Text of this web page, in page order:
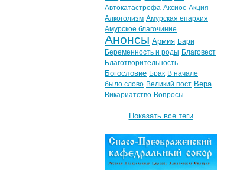
Автокатастрофа Аксиос Акция
Алкоголизм Амурская епархия
Амурское благочиние
Анонсы Армия Бари
Беременность и роды Благовест
Благотворительность
Богословие Брак В начале
было слово Великий пост Вера
Викариатство Вопросы
Показать все теги